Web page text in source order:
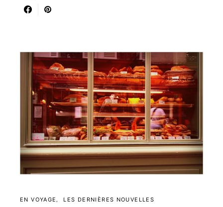
EN VOYAGE LES DERNIÈRES NOUVELLES